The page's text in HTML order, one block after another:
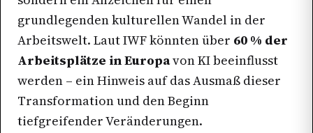
grundlegenden kulturellen Wandel in der
Arbeitswelt. Laut IWF könnten über 60 % der
Arbeitsplätze in Europavon KI beeinflusst
werden – ein Hinweis auf das Ausmaß dieser
Transformation und den Beginn
tiefgreifender Veränderungen.